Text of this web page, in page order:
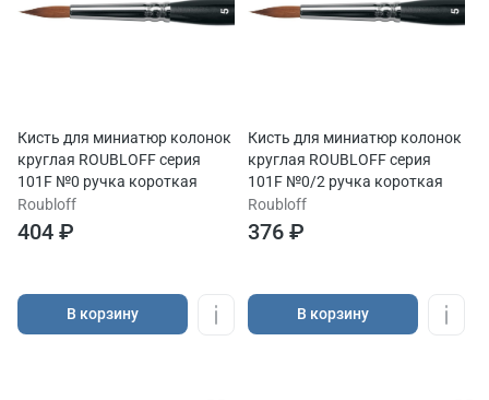
Кисть для миниатюр колонок
круглая ROUBLOFF серия
101F №0 ручка короткая
Roubloff
404 ₽
В корзину
Кисть для миниатюр колонок
круглая ROUBLOFF серия
101F №0/2 ручка короткая
Roubloff
376 ₽
В корзину